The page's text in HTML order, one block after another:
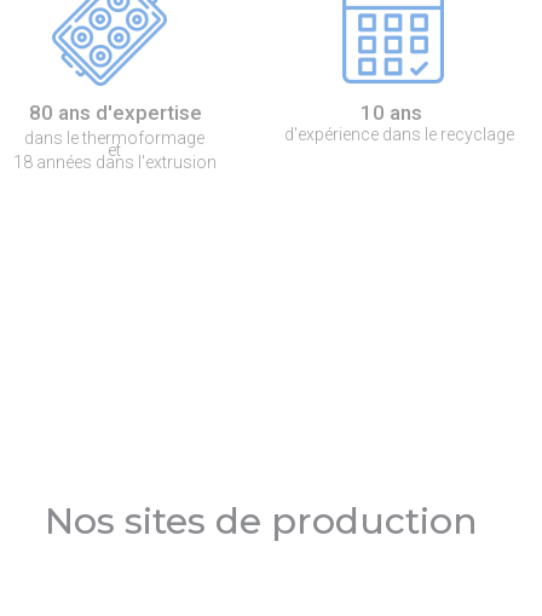
80 ans d'expertise
dans le thermoformage
et
18 années dans l'extrusion
10 ans
d'expérience dans le recyclage
Nos sites de production